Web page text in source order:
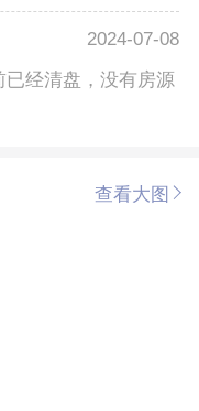
2024-07-08
经清盘，没有房源
查看大图